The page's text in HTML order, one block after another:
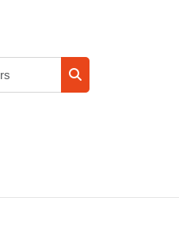
Rechercher des cours